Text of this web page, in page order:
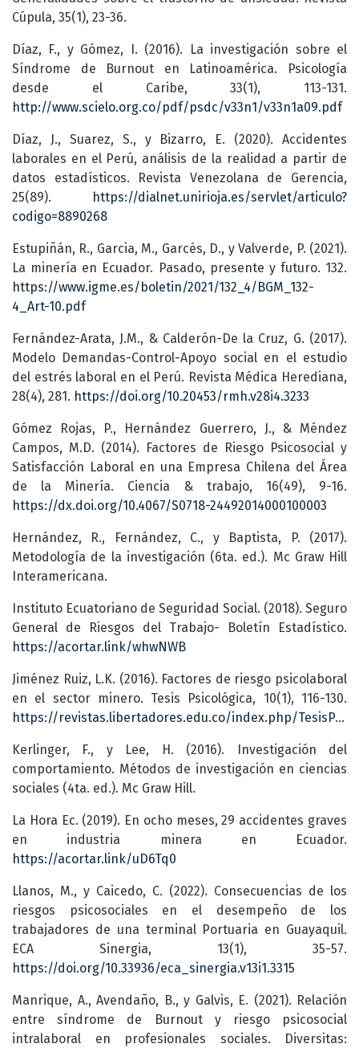
Cúpula, 35(1), 23-36.
Díaz, F., y Gómez, I. (2016). La investigación sobre el
Síndrome de Burnout en Latinoamérica. Psicología
desde el Caribe, 33(1), 113-131.
http://www.scielo.org.co/pdf/psdc/v33n1/v33n1a09.pdf
Díaz, J., Suarez, S., y Bizarro, E. (2020). Accidentes
laborales en el Perú, análisis de la realidad a partir de
datos estadísticos. Revista Venezolana de Gerencia,
25(89).
https://dialnet.unirioja.es/servlet/articulo?
codigo=8890268
Estupiñán, R., Garcia, M., Garcés, D., y Valverde, P. (2021).
La minería en Ecuador. Pasado, presente y futuro. 132.
https://www.igme.es/boletin/2021/132_4/BGM_132-
4_Art-10.pdf
Fernández-Arata, J.M., & Calderón-De la Cruz, G. (2017).
Modelo Demandas-Control-Apoyo social en el estudio
del estrés laboral en el Perú. Revista Médica Herediana,
28(4), 281. https://doi.org/10.20453/rmh.v28i4.3233
Gómez Rojas, P., Hernández Guerrero, J., & Méndez
Campos, M.D. (2014). Factores de Riesgo Psicosocial y
Satisfacción Laboral en una Empresa Chilena del Área
de la Minería. Ciencia & trabajo, 16(49), 9-16.
https://dx.doi.org/10.4067/S0718-24492014000100003
Hernández, R., Fernández, C., y Baptista, P. (2017).
Metodología de la investigación (6ta. ed.). Mc Graw Hill
Interamericana.
Instituto Ecuatoriano de Seguridad Social. (2018). Seguro
General de Riesgos del Trabajo- Boletín Estadístico.
https://acortar.link/whwNWB
Jiménez Ruiz, L.K. (2016). Factores de riesgo psicolaboral
en el sector minero. Tesis Psicológica, 10(1), 116-130.
https://revistas.libertadores.edu.co/index.php/TesisPsicologica/article/view/572
Kerlinger, F., y Lee, H. (2016). Investigación del
comportamiento. Métodos de investigación en ciencias
sociales (4ta. ed.). Mc Graw Hill.
La Hora Ec. (2019). En ocho meses, 29 accidentes graves
en industria minera en Ecuador.
https://acortar.link/uD6Tq0
Llanos, M., y Caicedo, C. (2022). Consecuencias de los
riesgos psicosociales en el desempeño de los
trabajadores de una terminal Portuaria en Guayaquil.
ECA Sinergia, 13(1), 35-57.
https://doi.org/10.33936/eca_sinergia.v13i1.3315
Manrique, A., Avendaño, B., y Galvis, E. (2021). Relación
entre síndrome de Burnout y riesgo psicosocial
intralaboral en profesionales sociales. Diversitas: